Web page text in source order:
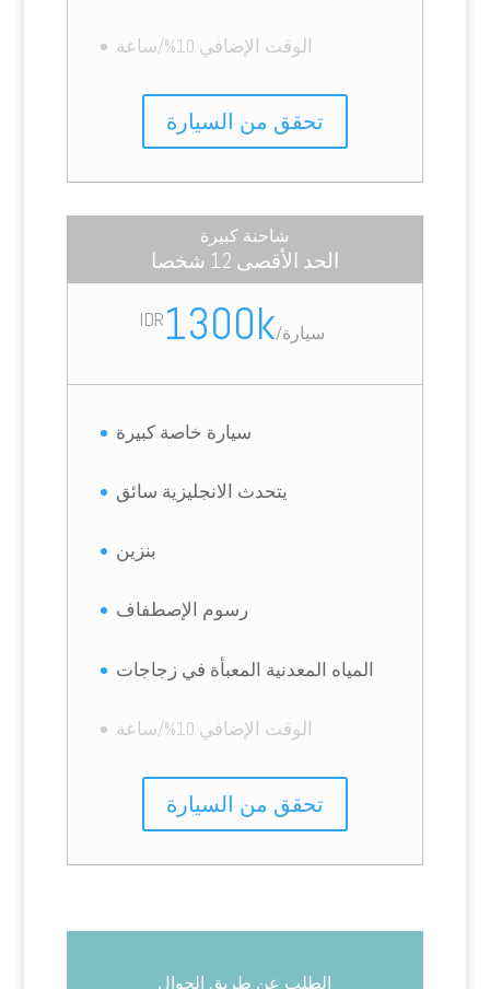
الوقت الإضافي 10%/ساعة
تحقق من السيارة
شاحنة كبيرة
الحد الأقصى 12 شخصا
IDR1300k/سيارة
سيارة خاصة كبيرة
يتحدث الانجليزية سائق
بنزين
رسوم الإصطفاف
المياه المعدنية المعبأة في زجاجات
الوقت الإضافي 10%/ساعة
تحقق من السيارة
الطلب عن طريق الجوال